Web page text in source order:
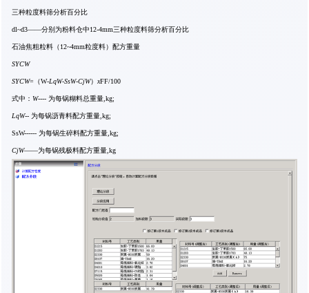
三种粒度料筛分析百分比
dl~d3——分别为粉料仓中12-4mm三种粒度料筛分析百分比
石油焦粗粒料（12~4mm粒度料）配方重量
SYCW
SYCW=（W-LqW-SsW-CjW） xFF/100
式中： W---- 为每锅糊料总重量,kg;
LqW-- 为每锅沥青料配方重量,kg;
SsW------ 为每锅生碎料配方重量,kg;
CjW——为每锅残极料配方重量,kg